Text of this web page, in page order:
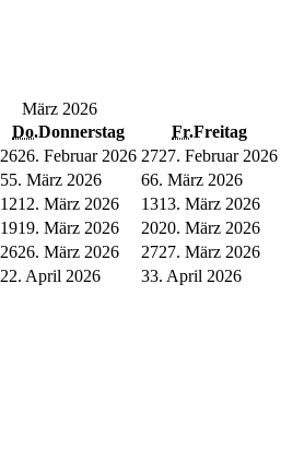
März 2026
Do.Donnerstag Fr.Freitag
2626. Februar 2026 2727. Februar 2026
55. März 2026 66. März 2026
1212. März 2026 1313. März 2026
1919. März 2026 2020. März 2026
2626. März 2026 2727. März 2026
22. April 2026 33. April 2026